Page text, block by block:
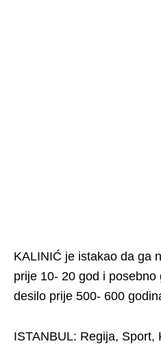
KALINIĆ je istakao da ga
prije 10- 20 god i
desilo prije 500- 600
ISTANBUL: Regija, Sport,